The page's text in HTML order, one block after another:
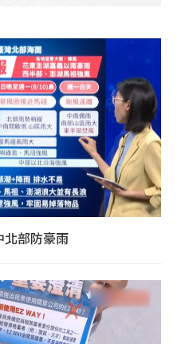
部防豪雨